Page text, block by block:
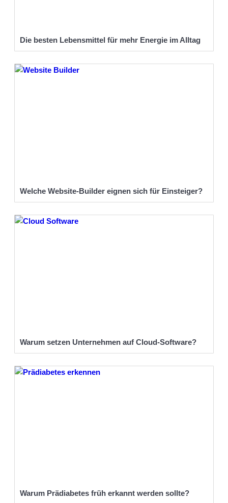
Die besten Lebensmittel für mehr Energie im Alltag
Welche Website-Builder eignen sich für Einsteiger?
Warum setzen Unternehmen auf Cloud-Software?
Warum Prädiabetes früh erkannt werden sollte?